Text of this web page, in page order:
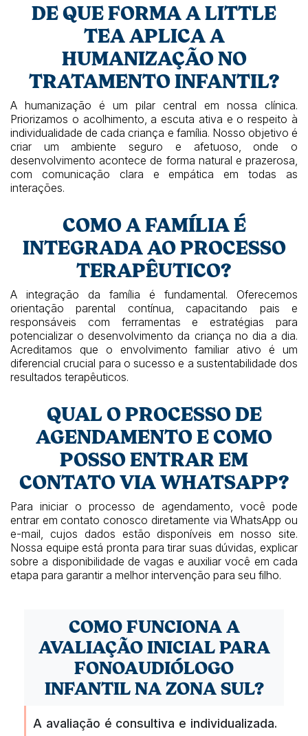
DE QUE FORMA A LITTLE
TEA APLICA A
HUMANIZAÇÃO NO
TRATAMENTO INFANTIL?
A humanização é um pilar central em nossa clínica.
Priorizamos o acolhimento, a escuta ativa e o respeito à
individualidade de cada criança e família. Nosso objetivo é
criar um ambiente seguro e afetuoso, onde o
desenvolvimento acontece de forma natural e prazerosa,
com comunicação clara e empática em todas as
interações.
COMO A FAMÍLIA É
INTEGRADA AO PROCESSO
TERAPÊUTICO?
A integração da família é fundamental. Oferecemos
orientação parental contínua, capacitando pais e
responsáveis com ferramentas e estratégias para
potencializar o desenvolvimento da criança no dia a dia.
Acreditamos que o envolvimento familiar ativo é um
diferencial crucial para o sucesso e a sustentabilidade dos
resultados terapêuticos.
QUAL O PROCESSO DE
AGENDAMENTO E COMO
POSSO ENTRAR EM
CONTATO VIA WHATSAPP?
Para iniciar o processo de agendamento, você pode
entrar em contato conosco diretamente via WhatsApp ou
e-mail, cujos dados estão disponíveis em nosso site.
Nossa equipe está pronta para tirar suas dúvidas, explicar
sobre a disponibilidade de vagas e auxiliar você em cada
etapa para garantir a melhor intervenção para seu filho.
COMO FUNCIONA A
AVALIAÇÃO INICIAL PARA
FONOAUDIÓLOGO
INFANTIL NA ZONA SUL?
A avaliação é consultiva e individualizada.